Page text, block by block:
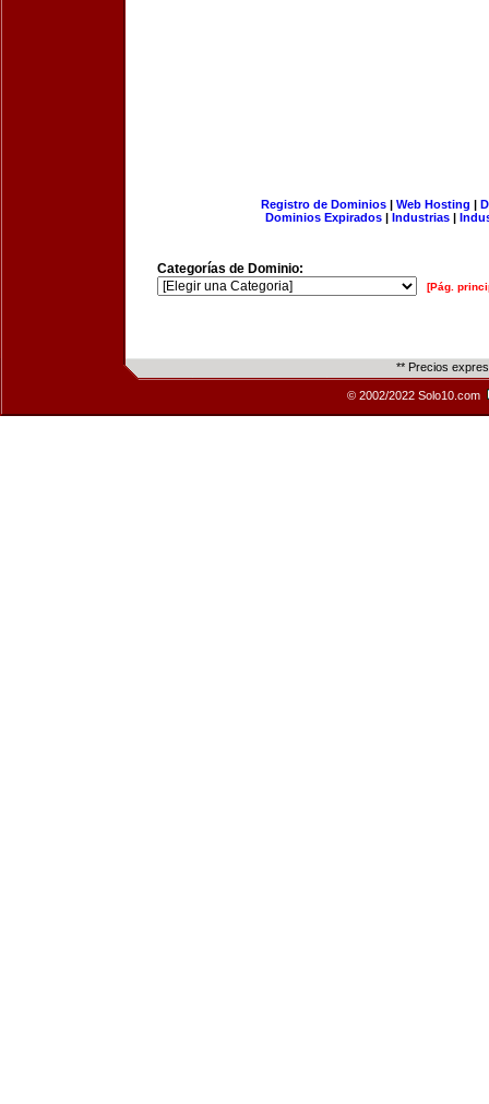
Registro de Dominios| Web Hosting |
Dominios Expirados | Industrias |
Categorías de Dominio:
[Pág.
** Precios
© 2002/2022 Solo10.com